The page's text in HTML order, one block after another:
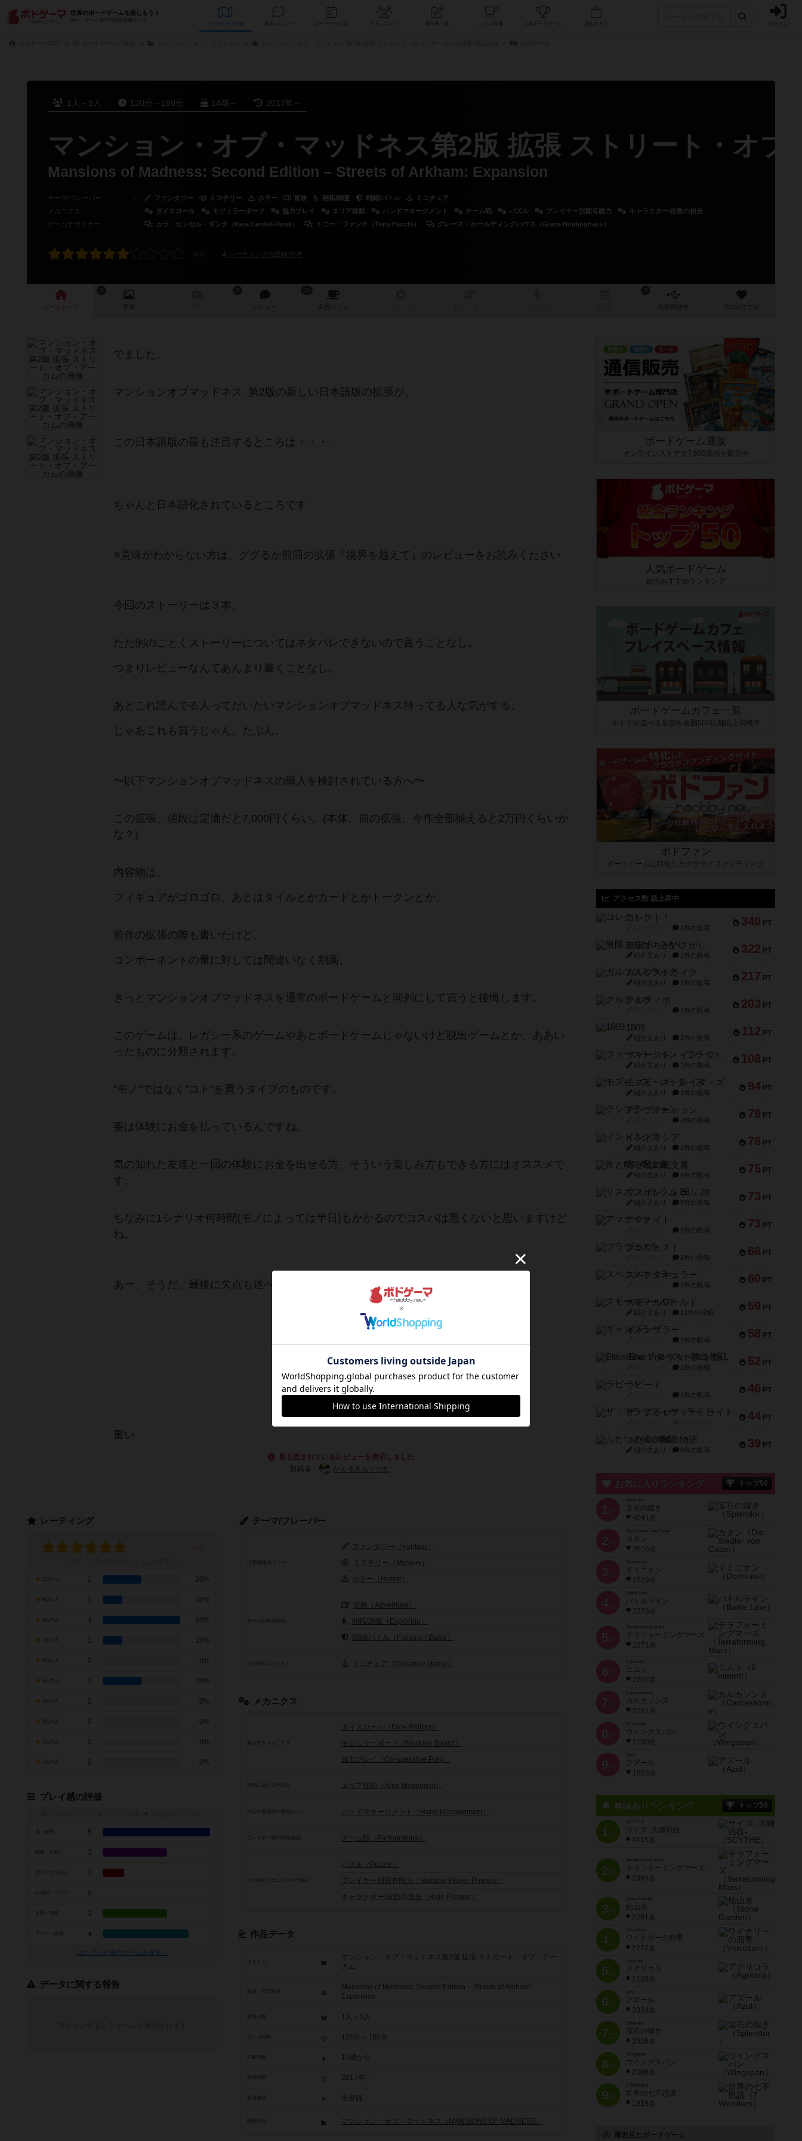
世界のボードゲームを楽しもう！
ボードゲーム専門の総合情報サイト
データベース コミュニティ 人気ボードゲーム ログイン
1人～5人 120分～180分 14歳～ 2017年～
マンション・オブ・マッドネス第2版 拡張 ストリート・オブ
Mansions of Madness: Second Edition – Streets of Arkham: Expansion
テーマ/フレーバー ： ファンタジー ミステリー ホラー 冒険 開拓/調査 戦闘/バトル
ミニチュア
メカニクス
： ダイスロール モジュラーボード 協力プレイ エリア移動 ハンドマネージメント チーム戦 パズル プレイヤー別固有能力
キャラクター/役割の担当
ゲームデザイナー
： カラ・センセル・ダンク（Kara Centell-Dunk） トニー・ファンチ（Tony Fanchi） グレース・ホールディングハウス（Grace Holdinghaus）
レーティングの登録/分布
ゲーム 画像 レビュー 店舗/ カフェ 作 次のおすすめ
でました。
マンションオブマッドネス 第2版の新しい日本語版の拡張が。
この日本語版の最も注目するところは・・・、
ちゃんと日本語化されているところです
※意味がわからない方は、ググるか前回の拡張『境界を越えて』のレビューをお読みください
今回のストーリーは３本。
ただ例のごとくストーリーについてはネタバレできないので言うことなし。
つまりレビューなんてあんまり書くことなし。
あとこれ読んでる人ってだいたいマンションオブマッドネス持ってる人な気がする。
じゃあこれも買うじゃん、たぶん。
〜以下マンションオブマッドネスの購入を検討されている方へ〜
この拡張、値段は定価だと7,000円くらい。(本体、前の拡張、今作全部揃えると2万円くらいか
な？)
内容物は、
フィギュアがゴロゴロ、あとはタイルとかカードとかトークンとか。
前作の拡張の際も書いたけど、
コンポーネントの量に対しては間違いなく割高。
きっとマンションオブマッドネスを通常のボードゲームと同列にして買うと後悔します。
このゲームは、レガシー系のゲームやあとボードゲームじゃないけど脱出ゲームとか、ああい
ったものに分類されます。
"モノ"ではなく"コト"を買うタイプのものです。
要は体験にお金を払っているんですね。
気の知れた友達と一回の体験にお金を出せる方、そういう楽しみ方もできる方にはオススメで
す。
ちなみに1シナリオ何時間(モノによっては半日)もかかるのでコスパは悪くないと思いますけど
ね。
あー、そうだ、最後に欠点も述べときますね。
重い
最も読まれているレビューを表示しました
投稿者：
かえるきんぐだむ
テーマ/フレーバー
世界観/基本テーマ
ファンタジー（Fantasy）
ミステリー（Mystery）
ホラー（Horror）
ゲームの基本目的
冒険（Adventure）
開拓/調査（Exploring）
戦闘/バトル（Fighting / Battle）
その他のコンセプト ミニチュア（Miniature Game）
メカニクス
頻出するメカニクス
ダイスロール（Dice Rolling）
モジュラーボード（Modular Board）
協力プレイ（Co-operative Play）
移動に関する仕組み エリア移動（Area Movement）
ハンドマネージメント（Hand Management）
プレイヤー間の関係/状態 チーム戦（Partnerships）
その他のメカニクスや仕組み
パズル（Puzzle）
プレイヤー別固有能力（Variable Player Powers）
キャラクター/役割の担当（Role Playing）
作品データ
タイトル
マンション・オブ・マッドネス第2版 拡張 ストリート・オブ・アー
カム
Mansions of Madness: Second Edition – Streets of Arkham:
Expansion
参加人数 1人～5人
120分～180分
14歳から
2017年～
参考価格 未登録
関連作品 マンション・オブ・マッドネス（MANSIONS OF MADNESS）
レーティング
2 20%
1 10%
4 40%
7点の人 1 10%
0 0%
2 20%
0 0%
0 0%
0 0%
0 0%
プレイ感の評価
※
5
戦略・判断力 3
1
0
3
アート・外見 4
似たプレイ感のゲームを探す→
データに関する報告
ボードゲーム通販
オンラインストアで7,500商品を販売中
人気ボードゲーム
総合おすすめランキング
ボードゲームカフェ一覧
ボドゲが遊べる店舗を全国500店舗以上掲載中
ボドファン
ボードゲームに特化したクラウドファンディング
アクセス数 急上昇中
340 PT
コレクト！
1件の投稿
322 PT
無限まちがいさがし
紹介文あり 2件の投稿
217 PT
ガルフストライク
紹介文あり 1件の投稿
203 PT
クルティボ
1件の投稿
112 PT
1809
紹介文あり 1件の投稿
108 PT
ファースト・イン・フライト
紹介文あり 3件の投稿
94 PT
モズビ－ズ・レイダ－ズ
紹介文あり 1件の投稿
79 PT
テンプテーション
2件の投稿
78 PT
インドネシア
紹介文あり 2件の投稿
75 PT
宵と暁の呪文書
紹介文あり 8件の投稿
73 PT
リスボン・トラム 28
紹介文あり 9件の投稿
73 PT
アマナイト
1件の投稿
66 PT
ブラヴェスト
1件の投稿
60 PT
スペクタキュラー
1件の投稿
59 PT
スモールワールド
紹介文あり 13件の投稿
58 PT
ギャンブラー
2件の投稿
52 PT
Bitter End ブタペスト救出作戦
1件の投稿
46 PT
ラピード
1件の投稿
44 PT
ザ・フラッフィー・ライト
39 PT
ふたつの城の物語
紹介文あり 6件の投稿
お気に入りランキング トップ50
1 位
宝石の煌き
4041名
2 位
Die Siedler von Catan
カタン
3616名
3 位
ドミニオン
2529名
4位
Battle Line
バトルライン
2378名
5 位
Terraforming Mars
テラフォーミングマーズ
2371名
6 位
ニムト
2202名
7 位
Carcassonne
カルカソンヌ
2191名
8 位
Wingspan
ウイングスパン
2150名
9 位
Azul
アズール
1903名
興味ありランキング トップ50
1位
SCYTHE
サイズ -大鎌戦役-
2415名
2位
Terraforming Mars
テラフォーミングマーズ
2394名
3位
Stone Garden
枯山水
2281名
4位
Viticulture
ワイナリーの四季
2272名
5位
Agricola
アグリコラ
2120名
6位
Azul
アズール
2034名
7位
宝石の煌き
2028名
8位
Wingspan
ウイングスパン
2006名
9位
7 Wonders
世界の七不思議
1919名
最近見たボードゲーム